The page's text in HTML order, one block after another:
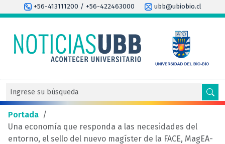
+56-413111200 / +56-422463000 ubb@ubiobio.cl
Portada /
Una economía que responda a las necesidades del
entorno, el sello del nuevo magíster de la FACE, MagEA-